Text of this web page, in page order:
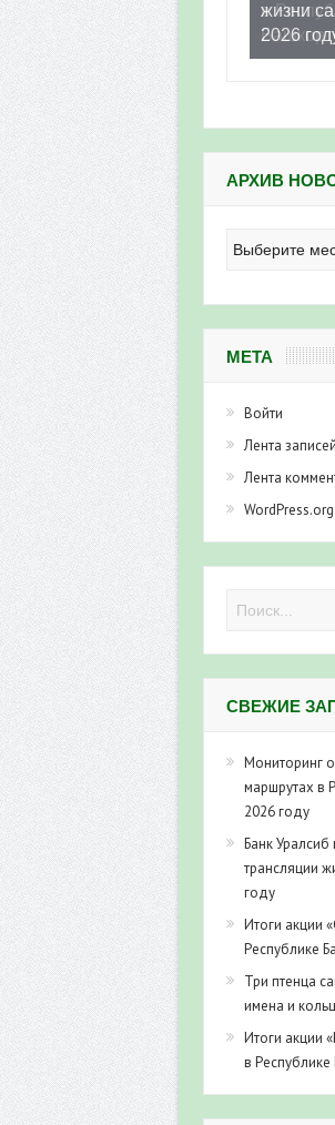
жизни
2026
АРХИВ
новостей
МЕТА
Войти
Лента записей
Лента
WordPress.org
СВЕЖИЕ
Мониторинг
маршрутах в
2026 году
Банк
трансляции
году
Итоги акции
Республике
Три птенца
имена и
Итоги акции
в Республике